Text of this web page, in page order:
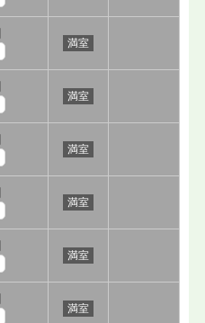
満室
満室
満室
満室
満室
満室